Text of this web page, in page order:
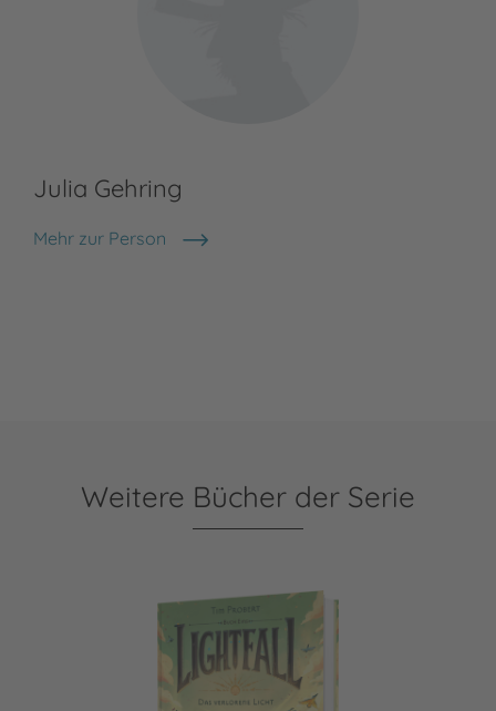
Julia Gehring
Mehr zur Person
Julia Gehring
Weitere Bücher der Serie